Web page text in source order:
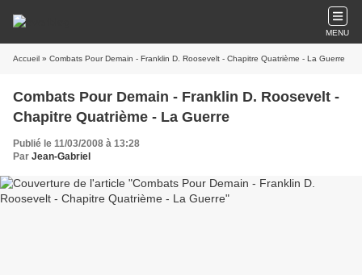
MENU
Accueil » Combats Pour Demain - Franklin D. Roosevelt - Chapitre Quatrième - La Guerre
Combats Pour Demain - Franklin D. Roosevelt -
Chapitre Quatrième - La Guerre
Publié le 11/03/2008 à 13:28
Par Jean-Gabriel